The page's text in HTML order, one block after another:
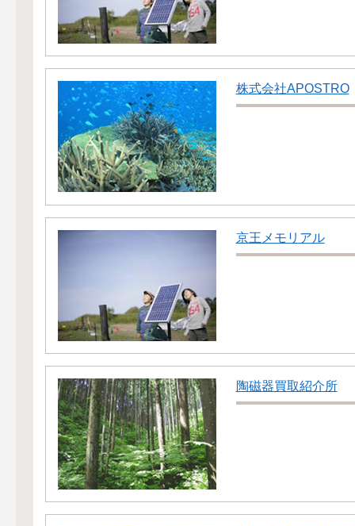
株式会社APOSTRO
京王メモリアル
陶磁器買取紹介所